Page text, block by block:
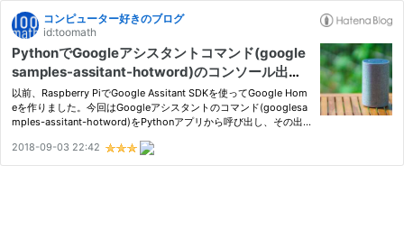
コンピューター好きのブログ
id:toomath
PythonでGoogleアシスタントコマンド(google
samples-assitant-hotword)のコンソール出力
を取得する方法
以前、Raspberry PiでGoogle Assitant SDKを使ってGoogle Hom
eを作りました。今回はGoogleアシスタントのコマンド(googlesa
mples-assitant-hotword)をPythonアプリから呼び出し、その出
シスタントのコマンドを呼び出す PythonアプリでGoogleアシスタ
ントコマ…
2018-09-03 22:42